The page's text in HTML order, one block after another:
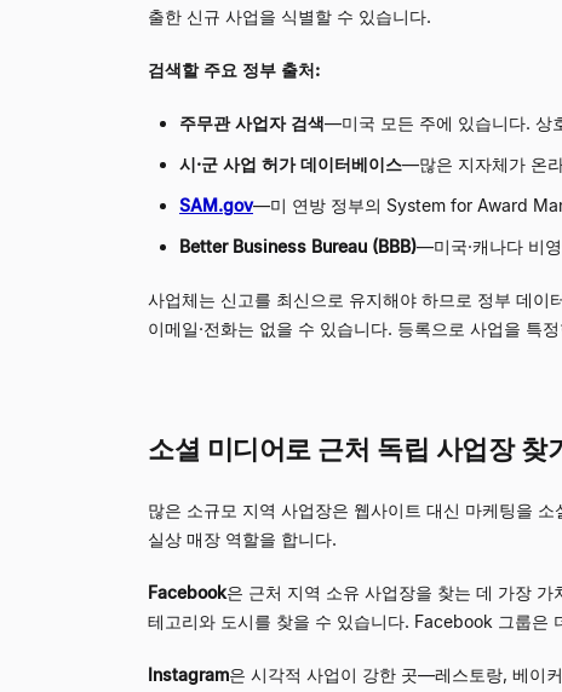
출한 신규 사업을 식별할 수 있습니다.
검색할 주요 정부 출처:
주무관 사업자 검색—미국 모든 주에 있습니다. 상
시·군 사업 허가 데이터베이스—많은 지자체가 온
SAM.gov—미 연방 정부의 System for Award
Better Business Bureau (BBB)—미국·캐나다 비
사업체는 신고를 최신으로 유지해야 하므로 정부 데이
이메일·전화는 없을 수 있습니다. 등록으로 사업을 특정
소셜 미디어로 근처 독립 사업장 찾
많은 소규모 지역 사업장은 웹사이트 대신 마케팅을
실상 매장 역할을 합니다.
Facebook은 근처 지역 소유 사업장을 찾는 데 가장
테고리와 도시를 찾을 수 있습니다. Facebook 그룹은
Instagram은 시각적 사업이 강한 곳—레스토랑, 베이